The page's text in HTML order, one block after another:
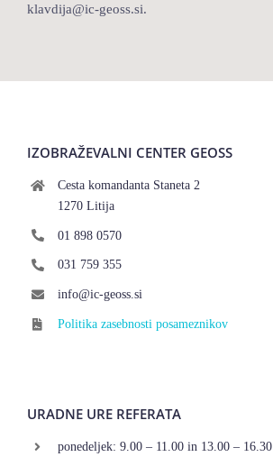
klavdija@ic-geoss.si.
IZOBRAŽEVALNI CENTER GEOSS
Cesta komandanta Staneta 2
1270 Litija
01 898 0570
031 759 355
info@ic-geoss.si
Politika zasebnosti posameznikov
URADNE URE REFERATA
ponedeljek: 9.00 – 11.00 in 13.00 – 16.30